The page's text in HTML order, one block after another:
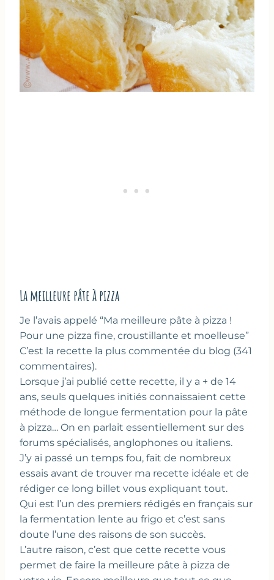
La meilleure pâte à pizza
Je l’avais appelé “Ma meilleure pâte à pizza !
Pour une pizza fine, croustillante et moelleuse”
C’est la recette la plus commentée du blog (341
commentaires).
Lorsque j’ai publié cette recette, il y a + de 14
ans, seuls quelques initiés connaissaient cette
méthode de longue fermentation pour la pâte
à pizza… On en parlait essentiellement sur des
forums spécialisés, anglophones ou italiens.
J’y ai passé un temps fou, fait de nombreux
essais avant de trouver ma recette idéale et de
rédiger ce long billet vous expliquant tout.
Qui est l’un des premiers rédigés en français sur
la fermentation lente au frigo et c’est sans
doute l’une des raisons de son succès.
L’autre raison, c’est que cette recette vous
permet de faire la meilleure pâte à pizza de